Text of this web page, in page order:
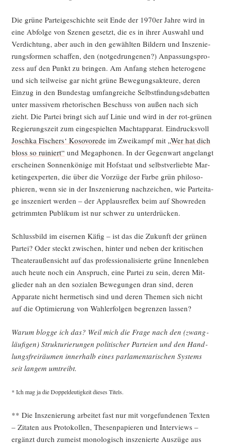
Die grü­ne Par­tei­ge­schich­te seit Ende der 1970er Jah­re wird in
eine Abfol­ge von Sze­nen gesetzt, die es in ihrer Aus­wahl und
Ver­dich­tung, aber auch in den gewähl­ten Bil­dern und Insze­nie­
rungs­for­men schaf­fen, den (not­ge­drun­ge­nen?) Anpas­sungs­pro­
zess auf den Punkt zu brin­gen. Am Anfang ste­hen hete­ro­ge­ne
und sich teil­wei­se gar nicht grü­ne Bewe­gungs­ak­teu­re, deren
Ein­zug in den Bun­des­tag umfang­rei­che Selbst­fin­dungs­de­bat­ten
unter mas­si­vem rhe­to­ri­schen Beschuss von außen nach sich
zieht. Die Par­tei bringt sich auf Linie und wird in der rot-grü­nen
Regie­rungs­zeit zum ein­ge­spiel­ten Macht­ap­pa­rat. Ein­drucks­voll
Josch­ka Fischers‘ Koso­vor­edeim Zwei­kampf mit „Wer hat dich
bloss so rui­niert“ und Mega­pho­nen. In der Gegen­wart ange­langt
erschei­nen Son­nen­kö­ni­ge mit Hof­staat und selbst­ver­lieb­te Mar­
ke­ting­ex­per­ten, die über die Vor­zü­ge der Far­be grün phi­lo­so­
phie­ren, wenn sie in der Insze­nie­rung nach­zei­chen, wie Par­tei­ta­
ge insze­niert wer­den – der Applaus­re­flex beim auf Show­re­den
getrimm­ten Publi­kum ist nur schwer zu unterdrücken.
Schluss­bild im eiser­nen Käfig – ist das die Zukunft der grü­nen
Par­tei? Oder steckt zwi­schen, hin­ter und neben der kri­ti­schen
Thea­ter­au­ßen­sicht auf das pro­fes­sio­na­li­sier­te grü­ne Innen­le­ben
auch heu­te noch ein Anspruch, eine Par­tei zu sein, deren Mit­
glie­der nah an den sozia­len Bewe­gun­gen dran sind, deren
Appa­ra­te nicht her­me­tisch sind und deren The­men sich nicht
auf die Opti­mie­rung von Wahl­er­fol­gen begren­zen lassen?
War­um blog­ge ich das? Weil mich die Fra­ge nach den (zwang­
läu­fi­gen) Struk­tu­rie­run­gen poli­ti­scher Par­tei­en und den Hand­
lungs­frei­räu­men inner­halb eines par­la­men­ta­ri­schen Sys­tems
seit lan­gem umtreibt.
* Ich mag ja die Dop­pel­deu­tig­keit die­ses Titels.
** Die Insze­nie­rung arbei­tet fast nur mit vor­ge­fun­de­nen Tex­ten
– Zita­ten aus Pro­to­kol­len, The­sen­pa­pie­ren und Inter­views –
ergänzt durch zumeist mono­lo­gisch insze­nier­te Aus­zü­ge aus